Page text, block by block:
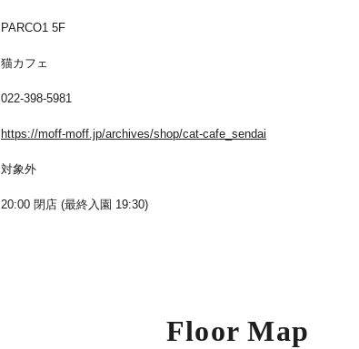
PARCO1 5F
猫カフェ
022-398-5981
https://moff-moff.jp/archives/shop/cat-cafe_sendai
対象外
20:00 閉店 (最終入園 19:30)
Floor Map